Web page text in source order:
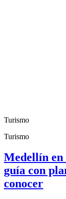
Turismo
Turismo
Medellín en
guía con
conocer